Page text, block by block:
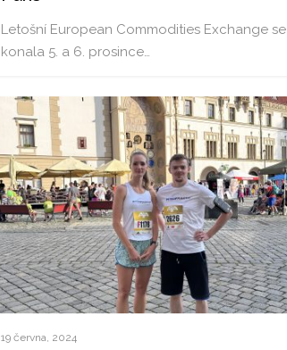
Letošní European Commodities Exchange se
konala 5. a 6. prosince…
19 června, 2024